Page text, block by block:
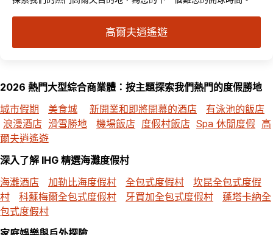
高爾夫逍遙遊
2026 熱門大型綜合商業體：按主題探索我們熱門的度假勝地
城市假期
美食城 新開業和即將開幕的酒店
有泳池的飯店
浪漫酒店 滑雪勝地 機場飯店 度假村飯店 Spa 休閒度假 高
爾夫逍遙遊
深入了解 IHG 精選海灘度假村
海灘酒店
加勒比海度假村 全包式度假村
坎昆全包式度假
村
科蘇梅爾全包式度假村 牙買加全包式度假村
蓬塔卡納全
包式度假村
家庭娛樂與戶外探險